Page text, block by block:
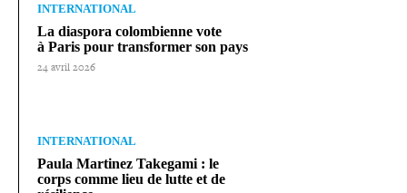
INTERNATIONAL
La diaspora colom­bienne vote
à Paris pour trans­for­mer son pays
24 avril 2026
INTERNATIONAL
Paula Martinez Takegami : le
corps comme lieu de lutte et de